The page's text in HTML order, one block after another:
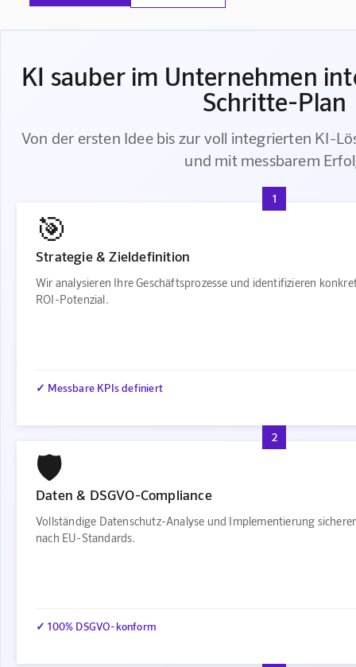
KI sauber im Unternehmen
Schritte-Plan
Von der ersten Idee bis zur voll integrierten KI-
und mit messbarem
1
🎯
Strategie & Zieldefinition
Wir analysieren Ihre Geschäftsprozesse und identifizieren
ROI-Potenzial.
✓ Messbare KPIs definiert
2
🛡️
Daten & DSGVO-Compliance
Vollständige Datenschutz-Analyse und Implementierung
nach EU-Standards.
✓ 100% DSGVO-konform